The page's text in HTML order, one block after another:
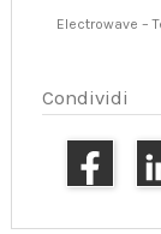
Electrowave –
Condividi